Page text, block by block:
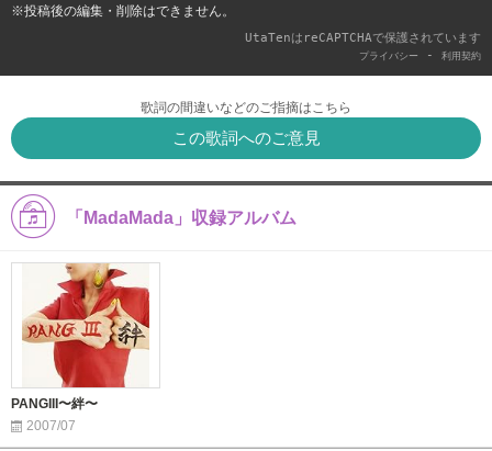
※投稿後の編集・削除はできません。
UtaTenはreCAPTCHAで保護されています
プライバシー - 利用契約
歌詞の間違いなどのご指摘はこちら
この歌詞へのご意見
「MadaMada」収録アルバム
PANGIII〜絆〜
2007/07